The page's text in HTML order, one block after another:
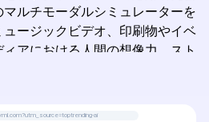
ルチモーダルシミュレーターを
ージックビデオ、印刷物やイベ
アにおける人間の想像力、スト
現のためのツールやプロダクト
ai